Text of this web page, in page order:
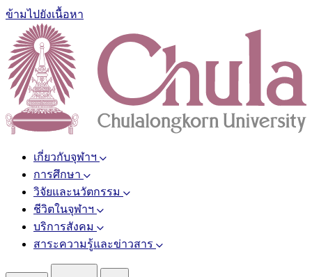
ข้ามไปยังเนื้อหา
เกี่ยวกับจุฬาฯ
การศึกษา
วิจัยและนวัตกรรม
ชีวิตในจุฬาฯ
บริการสังคม
สาระความรู้และข่าวสาร